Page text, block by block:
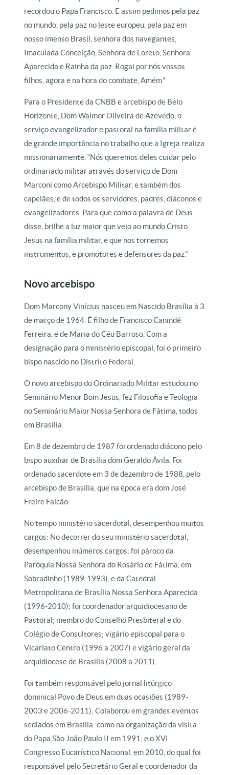
recordou o Papa Francisco. E assim pedimos pela paz
no mundo, pela paz no leste europeu, pela paz em
nosso imenso Brasil, senhora dos navegantes,
Imaculada Conceição, Senhora de Loreto, Senhora
Aparecida e Rainha da paz. Rogai por nós vossos
filhos, agora e na hora do combate, Amém.”
Para o Presidente da CNBB e arcebispo de Belo
Horizonte, Dom Walmor Oliveira de Azevedo, o
serviço evangelizador e pastoral na família militar é
de grande importância no trabalho que a Igreja realiza
missionariamente. “Nós queremos deles cuidar pelo
ordinariado militar através do serviço de Dom
Marconi como Arcebispo Militar, e também dos
capelães, e de todos os servidores, padres, diáconos e
evangelizadores. Para que como a palavra de Deus
disse, brilhe a luz maior que veio ao mundo Cristo
Jesus na família militar, e que nos tornemos
instrumentos, e promotores e defensores da paz.”
Novo arcebispo
Dom Marcony Vinícius nasceu em Nascido Brasília à 3
de março de 1964. É filho de Francisco Canindé
Ferreira, e de Maria do Céu Barroso. Com a
designação para o ministério episcopal, foi o primeiro
bispo nascido no Distrito Federal.
O novo arcebispo do Ordinariado Militar estudou no
Seminário Menor Bom Jesus, fez Filosofia e Teologia
no Seminário Maior Nossa Senhora de Fátima, todos
em Brasília.
Em 8 de dezembro de 1987 foi ordenado diácono pelo
bispo auxiliar de Brasília dom Geraldo Ávila. Foi
ordenado sacerdote em 3 de dezembro de 1988, pelo
arcebispo de Brasília, que na época era dom José
Freire Falcão.
No tempo ministério sacerdotal, desempenhou muitos
cargos: No decorrer do seu ministério sacerdotal,
desempenhou inúmeros cargos: foi pároco da
Paróquia Nossa Senhora do Rosário de Fátima, em
Sobradinho (1989-1993), e da Catedral
Metropolitana de Brasília Nossa Senhora Aparecida
(1996-2010); foi coordenador arquidiocesano de
Pastoral; membro do Conselho Presbiteral e do
Colégio de Consultores; vigário episcopal para o
Vicariato Centro (1996 a 2007) e vigário geral da
arquidiocese de Brasília (2008 a 2011).
Foi também responsável pelo jornal litúrgico
dominical Povo de Deus em duas ocasiões (1989-
2003 e 2006-2011); Colaborou em grandes eventos
sediados em Brasília: como na organização da visita
do Papa São João Paulo II em 1991; e o XVI
Congresso Eucarístico Nacional, em 2010, do qual foi
responsável pelo Secretário Geral e coordenador da